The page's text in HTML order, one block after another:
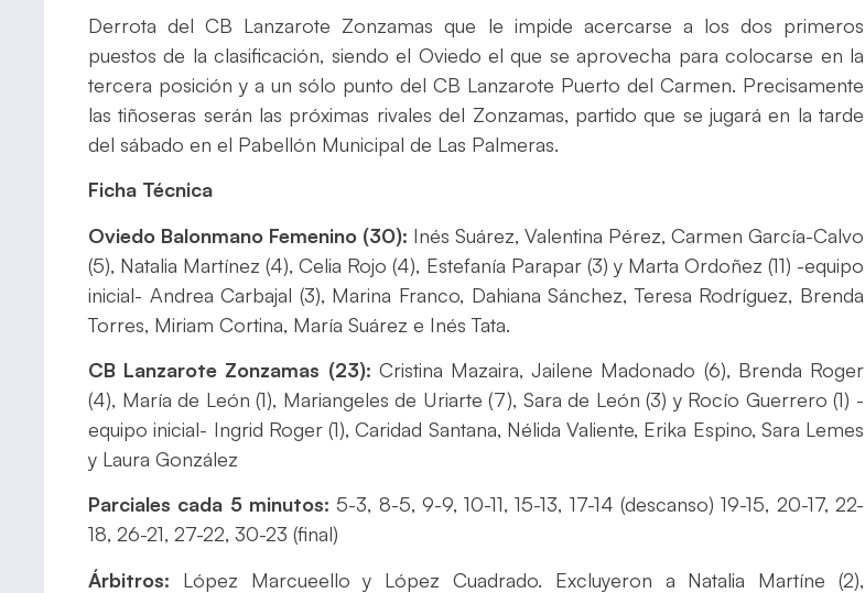
Derrota del CB Lanzarote Zonzamas que le impide acercarse a los dos primeros
puestos de la clasificación, siendo el Oviedo el que se aprovecha para colocarse en la
tercera posición y a un sólo punto del CB Lanzarote Puerto del Carmen. Precisamente
las tiñoseras serán las próximas rivales del Zonzamas, partido que se jugará en la tarde
del sábado en el Pabellón Municipal de Las Palmeras.
Ficha Técnica
Oviedo Balonmano Femenino (30): Inés Suárez, Valentina Pérez, Carmen García-Calvo
(5), Natalia Martínez (4), Celia Rojo (4), Estefanía Parapar (3) y Marta Ordoñez (11) -equipo
inicial- Andrea Carbajal (3), Marina Franco, Dahiana Sánchez, Teresa Rodríguez, Brenda
Torres, Miriam Cortina, María Suárez e Inés Tata.
CB Lanzarote Zonzamas (23): Cristina Mazaira, Jailene Madonado (6), Brenda Roger
(4), María de León (1), Mariangeles de Uriarte (7), Sara de León (3) y Rocío Guerrero (1) -
equipo inicial- Ingrid Roger (1), Caridad Santana, Nélida Valiente, Erika Espino, Sara Lemes
y Laura González
Parciales cada 5 minutos:5-3, 8-5, 9-9, 10-11, 15-13, 17-14 (descanso) 19-15, 20-17, 22-
18, 26-21, 27-22, 30-23 (final)
Árbitros: López Marcueello y López Cuadrado. Excluyeron a Natalia Martíne (2),